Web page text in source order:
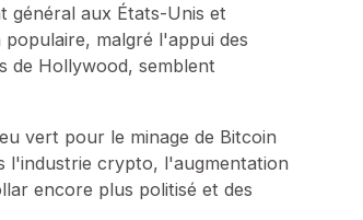
général aux États-Unis et
malgré l'appui des
de Hollywood, semblent
vert pour le minage de Bitcoin
l'industrie crypto, l'augmentation
encore plus politisé et des